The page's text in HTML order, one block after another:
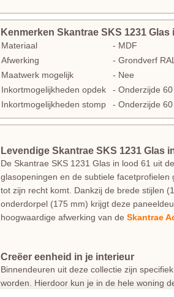
Kenmerken Skantrae SKS 1231 Glas
Materiaal
- MDF
Afwerking
- Grondverf
Maatwerk mogelijk
- Nee
Inkortmogelijkheden opdek
- Onderzijde
Inkortmogelijkheden stomp
- Onderzijde
Levendige Skantrae SKS 1231 Glas
De Skantrae SKS 1231 Glas in lood 61 uit
glasopeningen en de subtiele
tot zijn recht komt. Dankzij de brede stijlen
onderdorpel (175 mm) krijgt deze
hoogwaardige afwerking van de Skantrae
Creëer eenheid in je interieur
Binnendeuren uit deze collectie zijn
worden. Hierdoor kun je in de hele woning